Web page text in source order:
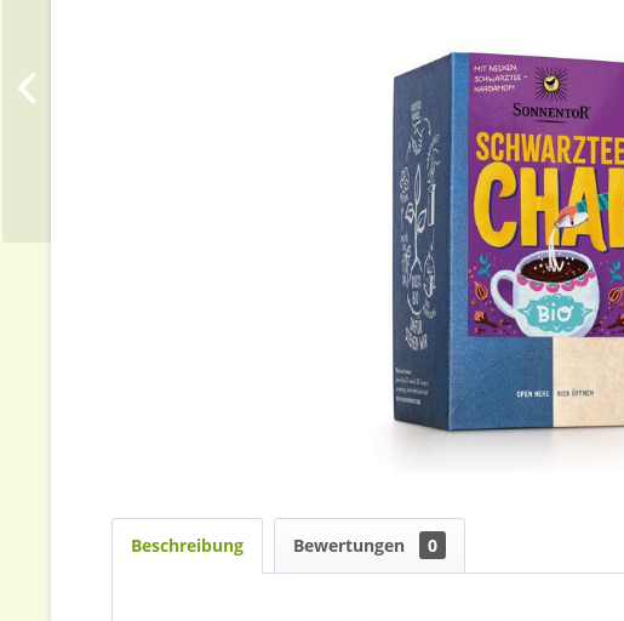
Beschreibung Bewertungen 0